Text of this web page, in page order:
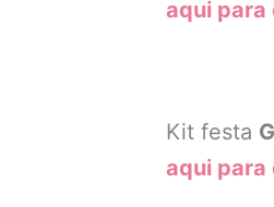
aqui para
Kit festa
aqui para